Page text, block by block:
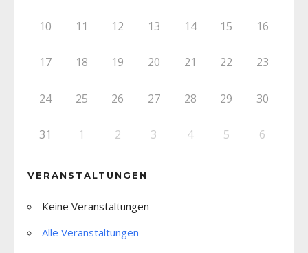
10 11 12 13 14 15 16
17 18 19 20 21 22 23
24 25 26 27 28 29 30
31 1 2 3 4 5 6
VERANSTALTUNGEN
Keine Veranstaltungen
Alle Veranstaltungen